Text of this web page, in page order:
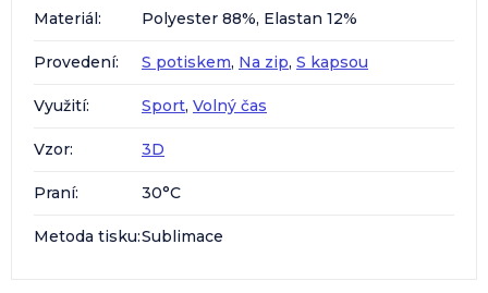
Materiál: Polyester 88%, Elastan 12%
Provedení: S potiskem, Na zip, S kapsou
Využití: Sport, Volný čas
Vzor: 3D
Praní: 30°C
Metoda tisku:Sublimace